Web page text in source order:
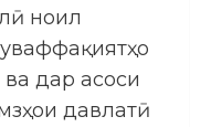
ноил
дар асоси
давлатӣ